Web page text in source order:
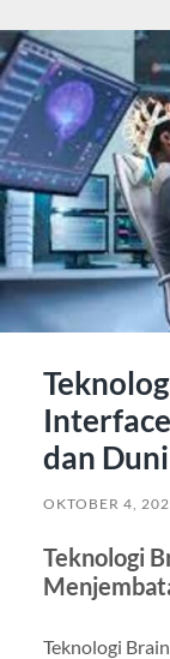
dan
OKTOBER 4,
Teknologi
Teknologi